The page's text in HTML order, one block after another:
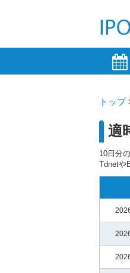
トップ
適
10日分
Tdnetや